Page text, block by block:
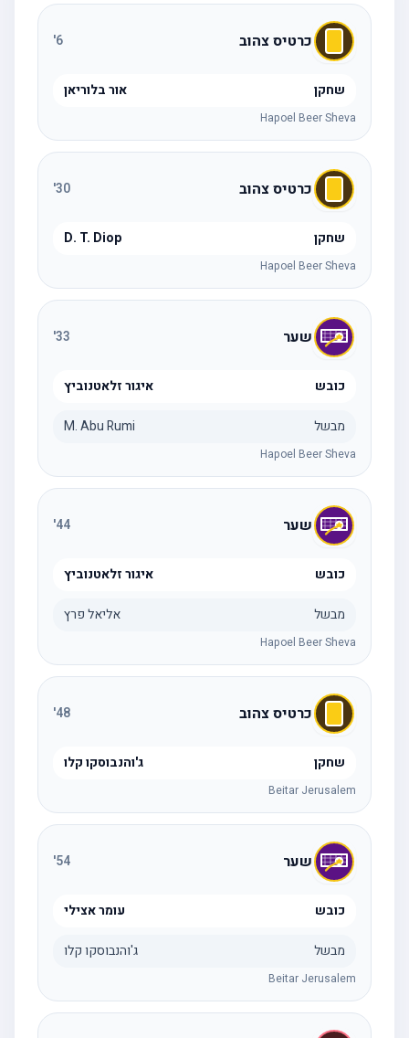
כרטיס צהוב
שחקן אור בלוריאן
Hapoel Beer Sheva
כרטיס צהוב 30
'
שחקן D. T. Diop
Hapoel Beer Sheva
שער 33
'
כובש איגור זלאטנוביץ
מבשל M. Abu Rumi
Hapoel Beer Sheva
שער 44
'
כובש איגור זלאטנוביץ
מבשל אליאל פרץ
Hapoel Beer Sheva
כרטיס צהוב 48
'
שחקן ג'והנבוסקו קלו
Beitar Jerusalem
שער 54
'
כובש עומר אצילי
מבשל ג'והנבוסקו קלו
Beitar Jerusalem